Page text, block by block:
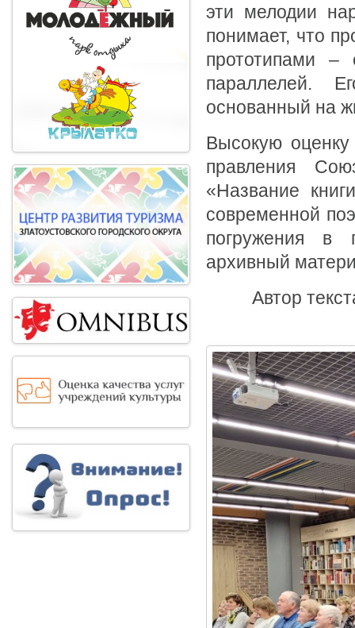
эти мелодии
понимает, что
прототипами –
параллелей.
основанный на
Высокую
правления
«Название
современной
погружения в
архивный
Автор